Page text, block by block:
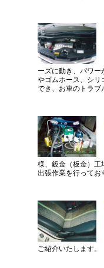
ーズに動き、パワ
やゴムホース、シリ
でき、お車のトラブ
様、鈑金（板金）工
出張作業を行ってお
ご紹介いたします。